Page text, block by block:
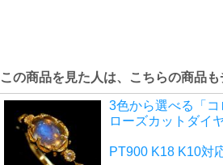
この商品を見た人は、こちらの商品も
3色から選べる「
ローズカットダイ
PT900 K18 K10対